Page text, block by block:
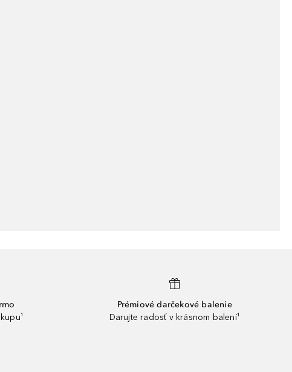
Prémiové darčekové balenie
Darujte radosť v krásnom balení¹